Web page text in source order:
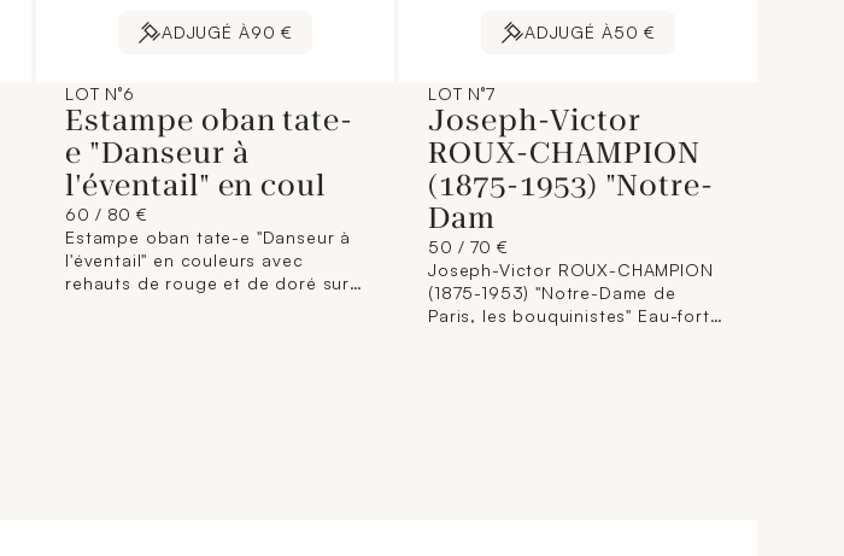
ADJUGÉ À90 €
LOT N°6
Estampe oban tate-
e "Danseur à
l'éventail" en coul
60 / 80 €
Estampe oban tate-e "Danseur à
l'éventail" en couleurs avec
rehauts de rouge et de doré sur
ADJUGÉ À50 €
LOT N°7
Joseph-Victor
ROUX-CHAMPION
(1875-1953) "Notre-
Dam
50 / 70 €
Joseph-Victor ROUX-CHAMPION
(1875-1953) "Notre-Dame de
Paris, les bouquinistes" Eau-forte